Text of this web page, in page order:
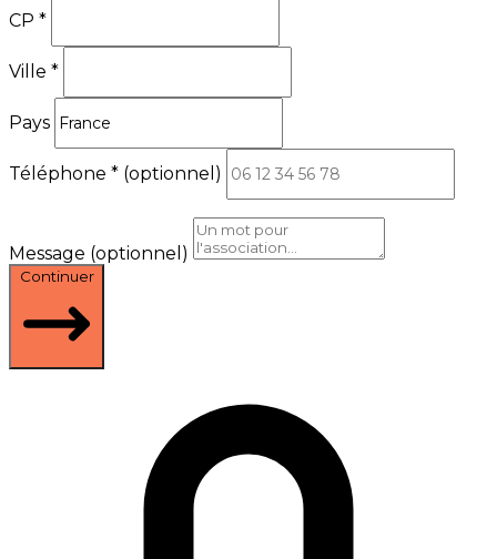
CP *
Ville *
Pays
Téléphone * (optionnel)
Message (optionnel)
Continuer